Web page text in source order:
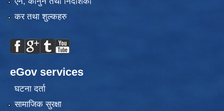
कर तथा शुल्कहरु
eGov services
घटना दर्ता
सामाजिक सुरक्षा